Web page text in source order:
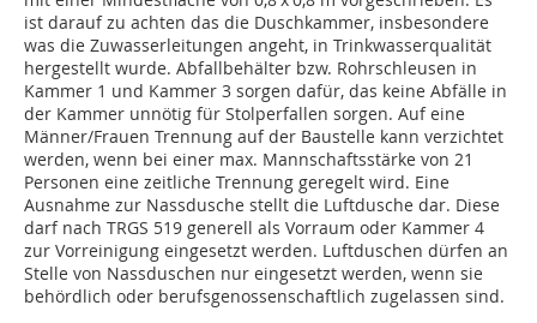
ist darauf zu achten das die Duschkammer, insbesondere
was die Zuwasserleitungen angeht, in Trinkwasserqualität
hergestellt wurde. Abfallbehälter bzw. Rohrschleusen in
Kammer 1 und Kammer 3 sorgen dafür, das keine Abfälle in
der Kammer unnötig für Stolperfallen sorgen. Auf eine
Männer/Frauen Trennung auf der Baustelle kann verzichtet
werden, wenn bei einer max. Mannschaftsstärke von 21
Personen eine zeitliche Trennung geregelt wird. Eine
Ausnahme zur Nassdusche stellt die Luftdusche dar. Diese
darf nach TRGS 519 generell als Vorraum oder Kammer 4
zur Vorreinigung eingesetzt werden. Luftduschen dürfen an
Stelle von Nassduschen nur eingesetzt werden, wenn sie
behördlich oder berufsgenossenschaftlich zugelassen sind.